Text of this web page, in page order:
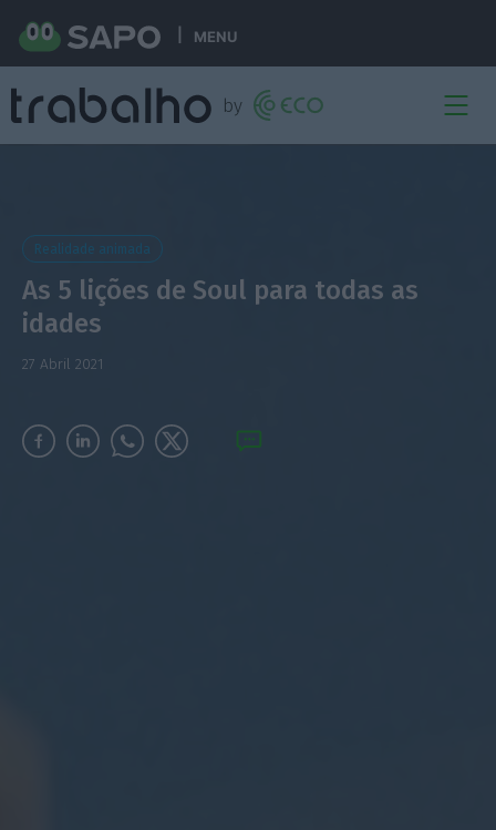
MENU
Realidade animada
As 5 lições de Soul para todas as
idades
27 Abril 2021